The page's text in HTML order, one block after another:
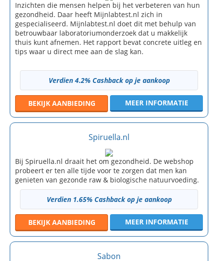
Inzichten die mensen helpen bij het verbeteren van hun
gezondheid. Daar heeft Mijnlabtest.nl zich in
gespecialiseerd. Mijnlabtest.nl doet dit met behulp van
betrouwbaar laboratoriumonderzoek dat u makkelijk
thuis kunt afnemen. Het rapport bevat concrete uitleg en
tips waar u direct mee aan de slag kan.
Verdien 4.2% Cashback op je aankoop
BEKIJK AANBIEDING MEER INFORMATIE
Spiruella.nl
Bij Spiruella.nl draait het om gezondheid. De webshop
probeert er ten alle tijde voor te zorgen dat men kan
genieten van gezonde raw & biologische natuurvoeding.
Verdien 1.65% Cashback op je aankoop
BEKIJK AANBIEDING MEER INFORMATIE
Sabon